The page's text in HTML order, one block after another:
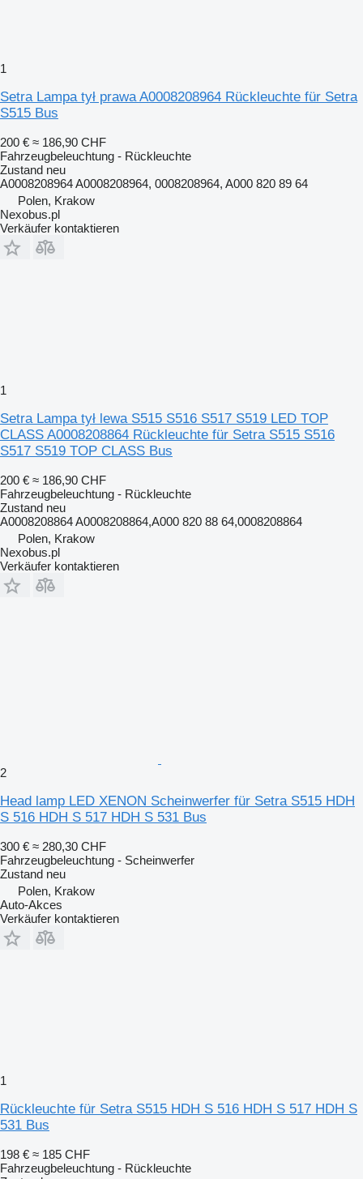
1
Setra Lampa tył prawa A0008208964 Rückleuchte für Setra
S515 Bus
200 € ≈ 186,90 CHF
Fahrzeugbeleuchtung - Rückleuchte
Zustand neu
A0008208964 A0008208964, 0008208964, A000 820 89 64
Polen, Krakow
Nexobus.pl
Verkäufer kontaktieren
1
Setra Lampa tył lewa S515 S516 S517 S519 LED TOP
CLASS A0008208864 Rückleuchte für Setra S515 S516
S517 S519 TOP CLASS Bus
200 € ≈ 186,90 CHF
Fahrzeugbeleuchtung - Rückleuchte
Zustand neu
A0008208864 A0008208864,A000 820 88 64,0008208864
Polen, Krakow
Nexobus.pl
Verkäufer kontaktieren
2
Head lamp LED XENON Scheinwerfer für Setra S515 HDH
S 516 HDH S 517 HDH S 531 Bus
300 € ≈ 280,30 CHF
Fahrzeugbeleuchtung - Scheinwerfer
Zustand neu
Polen, Krakow
Auto-Akces
Verkäufer kontaktieren
1
Rückleuchte für Setra S515 HDH S 516 HDH S 517 HDH S
531 Bus
198 € ≈ 185 CHF
Fahrzeugbeleuchtung - Rückleuchte